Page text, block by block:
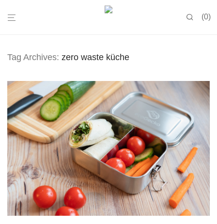
0
Tag Archives: zero waste küche